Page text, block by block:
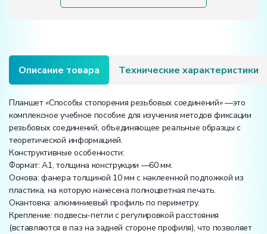
Описание товара Технические характеристики
Планшет «Способы стопорения резьбовых соединений» —это
комплексное учебное пособие для изучения методов фиксации
резьбовых соединений, объединяющее реальные образцы с
теоретической информацией.
Конструктивные особенности:
Формат: А1, толщина конструкции —60 мм.
Основа: фанера толщиной 10 мм с наклеенной подложкой из
пластика, на которую нанесена полноцветная печать.
Окантовка: алюминиевый профиль по периметру.
Крепление: подвесы-петли с регулировкой расстояния
(вставляются в паз на задней стороне профиля), что позволяет